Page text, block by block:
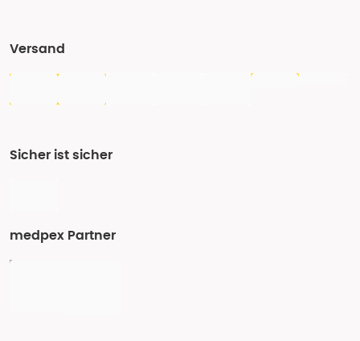
Versand
Sicher ist sicher
medpex Partner